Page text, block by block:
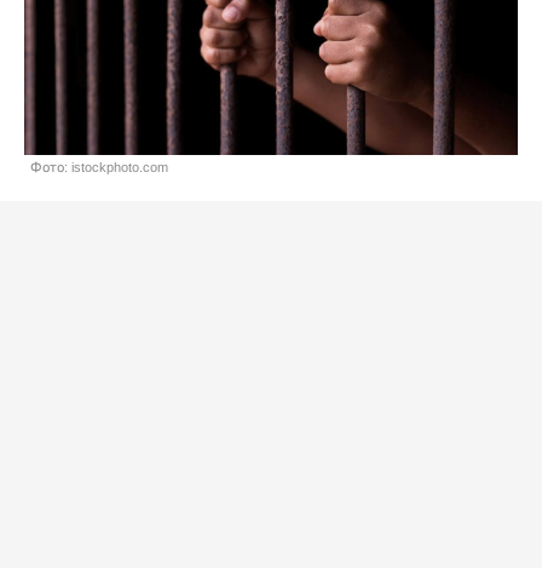
Фото: istockphoto.com